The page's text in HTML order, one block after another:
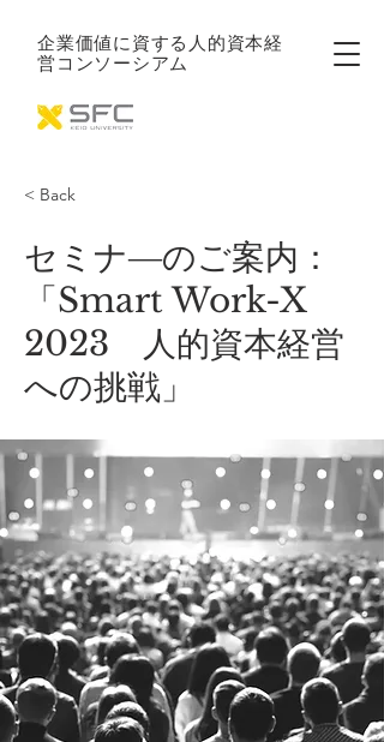
企業価値に資する 人的資本経
営コンソーシアム
< Back
セミナ―のご案内：
「Smart Work-X
2023 人的資本経営
への挑戦」